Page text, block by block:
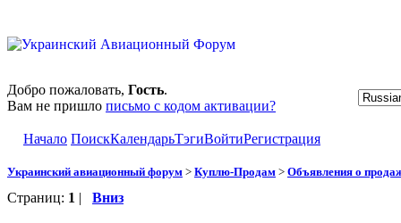
Добро пожаловать, Гость.
Вам не пришло письмо с кодом активации?
Начало ПоискКалендарьТэгиВойтиРегистрация
Украинский авиационный форум > Куплю-Продам > Объявления о
Страниц: 1 | Вниз